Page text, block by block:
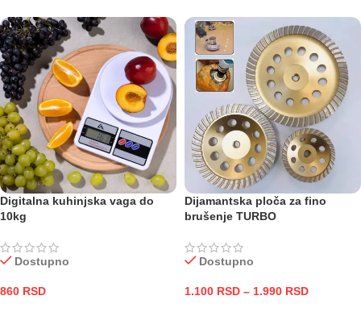
Digitalna kuhinjska vaga do
10kg
Dostupno
860 RSD
Dijamantska ploča za fino
brušenje TURBO
Dostupno
1.100 RSD – 1.990 RSD